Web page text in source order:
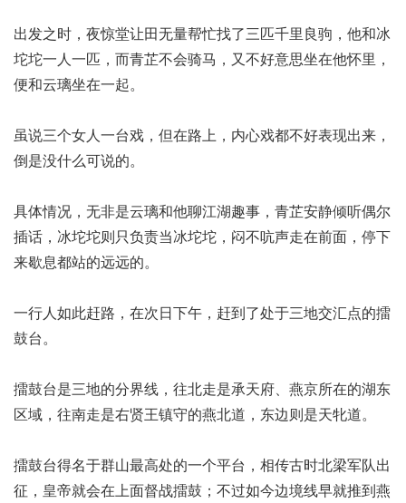
出发之时，夜惊堂让田无量帮忙找了三匹千里良驹，他和冰
坨坨一人一匹，而青芷不会骑马，又不好意思坐在他怀里，
便和云璃坐在一起。
虽说三个女人一台戏，但在路上，内心戏都不好表现出来，
倒是没什么可说的。
具体情况，无非是云璃和他聊江湖趣事，青芷安静倾听偶尔
插话，冰坨坨则只负责当冰坨坨，闷不吭声走在前面，停下
来歇息都站的远远的。
一行人如此赶路，在次日下午，赶到了处于三地交汇点的擂
鼓台。
擂鼓台是三地的分界线，往北走是承天府、燕京所在的湖东
区域，往南走是右贤王镇守的燕北道，东边则是天牝道。
擂鼓台得名于群山最高处的一个平台，相传古时北梁军队出
征，皇帝就会在上面督战擂鼓；不过如今边境线早就推到燕